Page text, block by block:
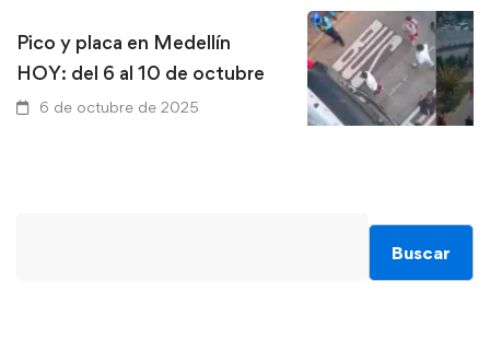
Pico y placa en Medellín
HOY: del 6 al 10 de octubre
6 de octubre de 2025
metroplús que
«Mechitas» en La
Medellín
Buscar